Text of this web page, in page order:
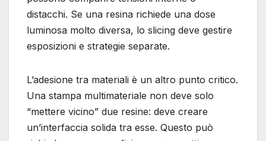
distacchi. Se una resina richiede una dose
luminosa molto diversa, lo slicing deve gestire
esposizioni e strategie separate.
L’adesione tra materiali è un altro punto critico.
Una stampa multimateriale non deve solo
“mettere vicino” due resine: deve creare
un’interfaccia solida tra esse. Questo può